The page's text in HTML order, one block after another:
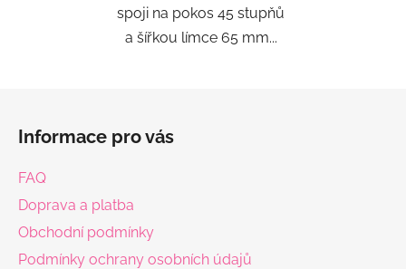
spoji na pokos 45 stupňů
a šířkou límce 65 mm...
Informace pro vás
FAQ
Doprava a platba
Obchodní podmínky
Podmínky ochrany osobních údajů